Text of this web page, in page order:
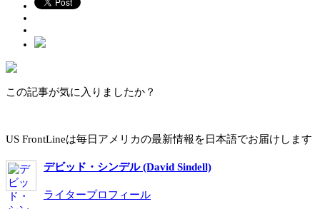
この記事が気に入りましたか？
US FrontLineは毎日アメリカの最新情報を日本語でお届けします
デビッド・シンデル (David Sindell)
ライタープロフィール